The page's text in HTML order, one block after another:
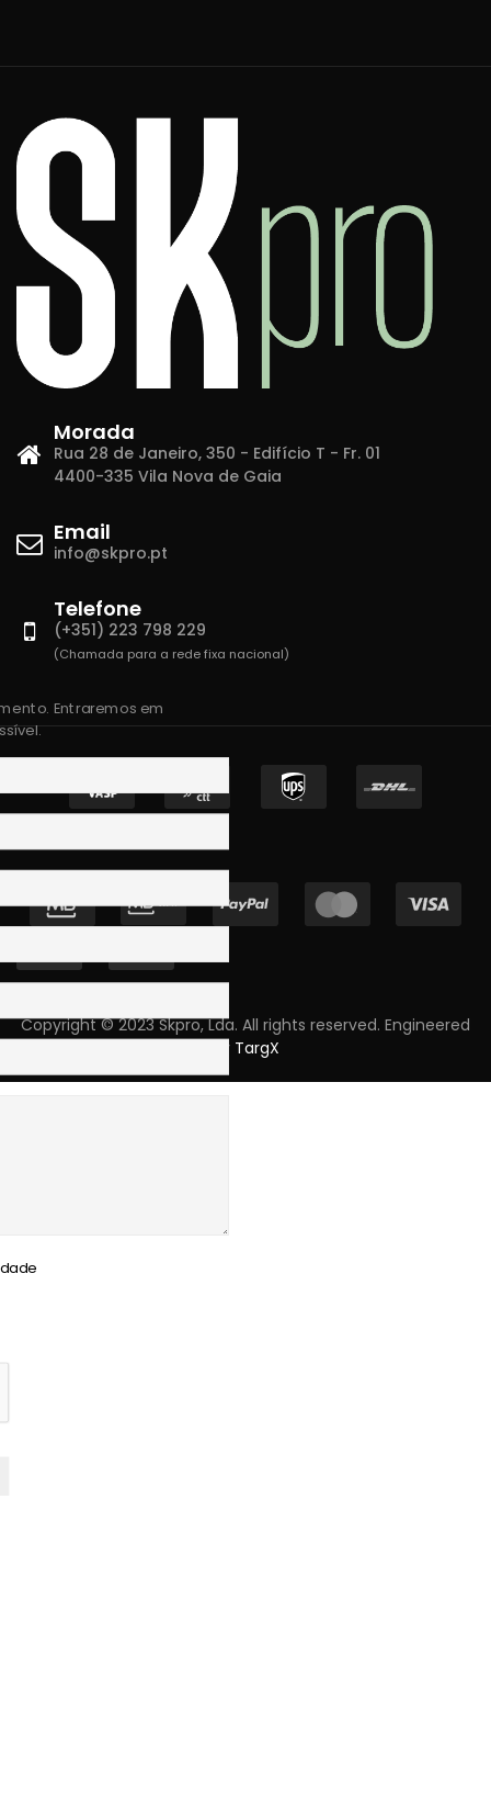
Morada
Rua 28 de Janeiro, 350 - Edifício T - Fr. 01
4400-335 Vila Nova de Gaia
Email
info@skpro.pt
Telefone
(+351) 223 798 229
(Chamada para a rede fixa nacional)
Copyright © 2023 Skpro, Lda. All rights reserved. Engineered
by TargX
Entraremos em